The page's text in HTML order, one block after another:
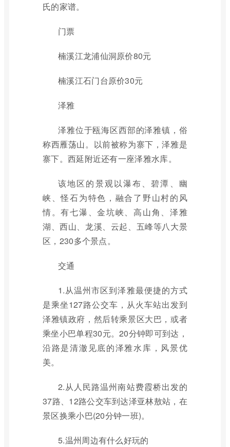
氏的家谱。
门票
楠溪江龙浦仙洞原价80元
楠溪江石门台原价30元
泽雅
泽雅位于瓯海区西部的泽雅镇，俗
称西雁荡山。以前被称为寨下，泽雅是
寨下。西延附近还有一座泽雅水库。
该地区的景观以瀑布、碧潭、幽
峡、怪石为特色，融合了野山村的风
情。有七瀑、金坑峡、高山角、泽雅
湖、西山、龙溪、云起、五峰等八大景
区，230多个景点。
交通
1.从温州市区到泽雅最便捷的方式
是乘坐127路公交车，从火车站出发到
泽雅镇政府，然后转乘景区大巴，或者
乘坐小巴单程30元。20分钟即可到达，
沿路是清澈见底的泽雅水库，风景优
美。
2.从人民路温州南站费霞桥出发的
37路、12路公交车到达泽亚林敖站，在
景区换乘小巴(20分钟一班)。
5.温州周边有什么好玩的